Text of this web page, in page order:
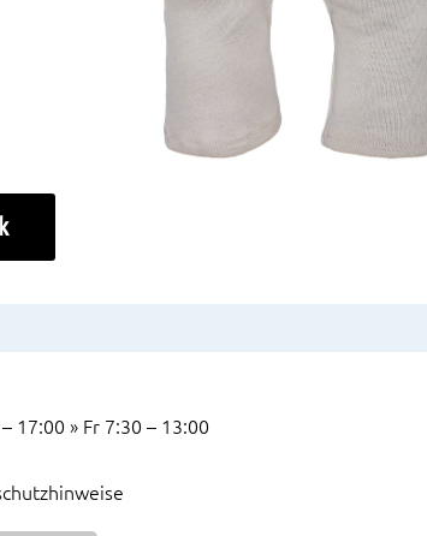
17:00 » Fr 7:30 – 13:00